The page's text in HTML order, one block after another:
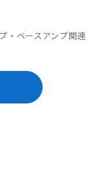
・ベースアンプ関連